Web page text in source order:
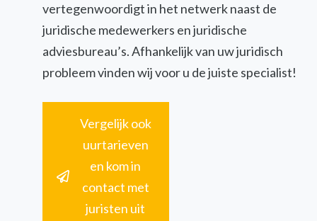
vertegenwoordigt in het netwerk naast de
juridische medewerkers en juridische
adviesbureau’s. Afhankelijk van uw juridisch
probleem vinden wij voor u de juiste specialist!
Vergelijk ook
uurtarieven
en kom in
contact met
juristen uit